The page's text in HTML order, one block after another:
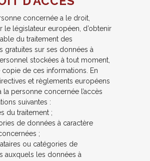
concernée a le droit,
le législateur européen, d’obtenir
du traitement des
gratuites sur ses données à
stockées à tout moment,
copie de ces informations. En
et règlements européens
la personne concernée l’accès
suivantes :
du traitement ;
de données à caractère
;
ou catégories de
auxquels les données à